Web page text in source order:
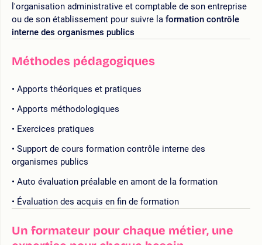
l'organisation administrative et comptable de son entreprise
ou de son établissement pour suivre la formation contrôle
interne des organismes publics
Méthodes pédagogiques
Apports théoriques et pratiques
Apports méthodologiques
Exercices pratiques
Support de cours formation contrôle interne des
organismes publics
Auto évaluation préalable en amont de la formation
Évaluation des acquis en fin de formation
Un formateur pour chaque métier, une